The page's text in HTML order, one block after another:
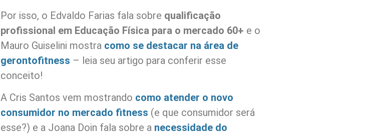
Por isso, o Edvaldo Farias fala sobre qualificação
profissional em Educação Física para o mercado 60+ e o
Mauro Guiselini mostra como se destacar na área de
gerontofitness – leia seu artigo para conferir esse
conceito!
A Cris Santos vem mostrando como atender o novo
consumidor no mercado fitness (e que consumidor será
esse?) e a Joana Doin fala sobre a necessidade do